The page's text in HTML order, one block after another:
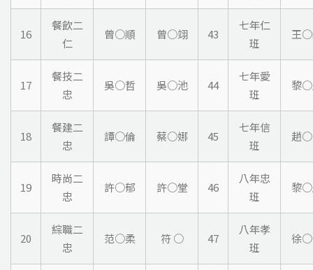
16
餐飲二
仁
曾○順 曾○翊 43
七年仁
班
王
17
餐技二
忠
吳○哲 吳○池 44
七年愛
班
黎
18
餐建二
忠
譚○倫 蔡○娜 45
七年信
班
趙○
19
時尚二
忠
許○郁 許○堂 46
八年忠
班
黎
20
綜職二
忠
范○柔 符 ○ 47
八年孝
班
徐